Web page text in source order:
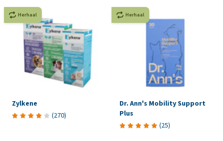
Herhaal
Zylkene
(270)
Herhaal
Dr. Ann's Mobility Support
Plus
(25)